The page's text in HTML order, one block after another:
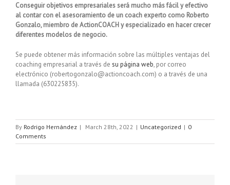
Conseguir objetivos empresariales será mucho más fácil y efectivo
al contar con el asesoramiento de un coach experto como Roberto
Gonzalo, miembro de ActionCOACH y especializado en hacer crecer
diferentes modelos de negocio.
Se puede obtener más información sobre las múltiples ventajas del
coaching empresarial a través de su página web, por correo
electrónico (robertogonzalo@actioncoach.com) o a través de una
llamada (630225835).
By Rodrigo Hernández | March 28th, 2022 | Uncategorized | 0
Comments